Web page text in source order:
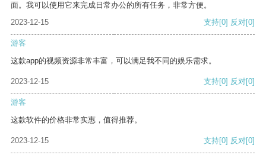
面。我可以使用它来完成日常办公的所有任务，非常方便。
2023-12-15
支持[0] 反对[0]
游客
这款app的视频资源非常丰富，可以满足我不同的娱乐需求。
2023-12-15 支持[0] 反对[0]
游客
这款软件的价格非常实惠，值得推荐。
2023-12-15 支持[0] 反对[0]